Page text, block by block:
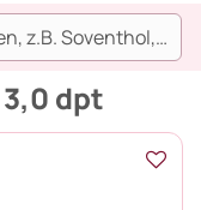
3,0 dpt